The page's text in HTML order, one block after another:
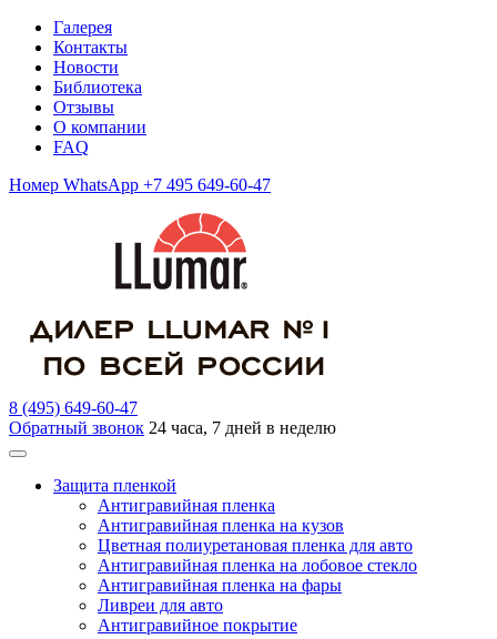
Галерея
Контакты
Новости
Библиотека
Отзывы
О компании
FAQ
Номер WhatsApp +7 495 649-60-47
8 (495) 649-60-47
Обратный звонок 24 часа, 7 дней в неделю
Защита пленкой
Антигравийная пленка
Антигравийная пленка на кузов
Цветная полиуретановая пленка для авто
Антигравийная пленка на лобовое стекло
Антигравийная пленка на фары
Ливреи для авто
Антигравийное покрытие